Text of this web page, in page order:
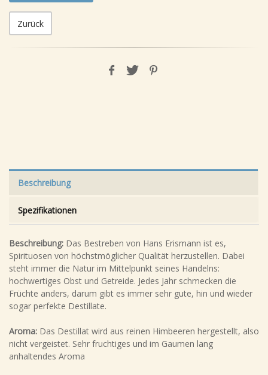
Zurück
Beschreibung
Spezifikationen
Beschreibung: Das Bestreben von Hans Erismann ist es,
Spirituosen von höchstmöglicher Qualität herzustellen. Dabei
steht immer die Natur im Mittelpunkt seines Handelns:
hochwertiges Obst und Getreide. Jedes Jahr schmecken die
Früchte anders, darum gibt es immer sehr gute, hin und wieder
sogar perfekte Destillate.
Aroma: Das Destillat wird aus reinen Himbeeren hergestellt, also
nicht vergeistet. Sehr fruchtiges und im Gaumen lang
anhaltendes Aroma